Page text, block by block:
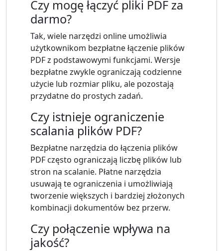
Czy mogę łączyć pliki PDF za
darmo?
Tak, wiele narzędzi online umożliwia
użytkownikom bezpłatne łączenie plików
PDF z podstawowymi funkcjami. Wersje
bezpłatne zwykle ograniczają codzienne
użycie lub rozmiar pliku, ale pozostają
przydatne do prostych zadań.
Czy istnieje ograniczenie
scalania plików PDF?
Bezpłatne narzędzia do łączenia plików
PDF często ograniczają liczbę plików lub
stron na scalanie. Płatne narzędzia
usuwają te ograniczenia i umożliwiają
tworzenie większych i bardziej złożonych
kombinacji dokumentów bez przerw.
Czy połączenie wpływa na
jakość?